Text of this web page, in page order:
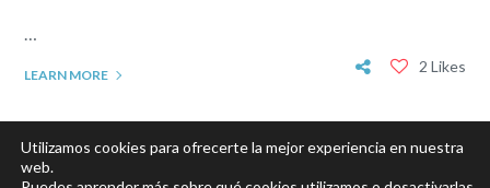
LEARN MORE 2 Likes
Utilizamos cookies para ofrecerte la mejor experiencia en nuestra
web.